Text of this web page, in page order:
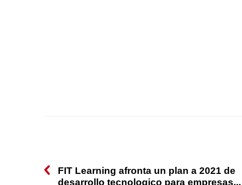
FIT Learning afronta un plan a 2021 de
desarrollo tecnologico para empresas...